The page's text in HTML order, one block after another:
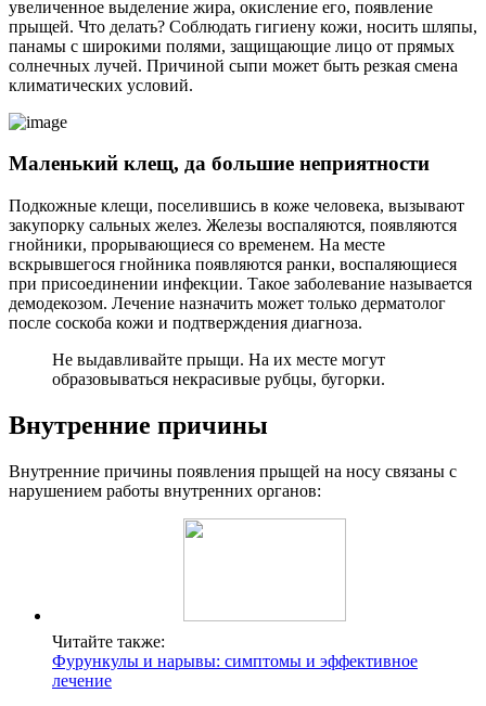
увеличенное выделение жира, окисление его, появление
прыщей. Что делать? Соблюдать гигиену кожи, носить шляпы,
панамы с широкими полями, защищающие лицо от прямых
солнечных лучей. Причиной сыпи может быть резкая смена
климатических условий.
Маленький клещ, да большие неприятности
Подкожные клещи, поселившись в коже человека, вызывают
закупорку сальных желез. Железы воспаляются, появляются
гнойники, прорывающиеся со временем. На месте
вскрывшегося гнойника появляются ранки, воспаляющиеся
при присоединении инфекции. Такое заболевание называется
демодекозом. Лечение назначить может только дерматолог
после соскоба кожи и подтверждения диагноза.
Не выдавливайте прыщи. На их месте могут
образовываться некрасивые рубцы, бугорки.
Внутренние причины
Внутренние причины появления прыщей на носу связаны с
нарушением работы внутренних органов:
Читайте также:
Фурункулы и нарывы: симптомы и эффективное
лечение